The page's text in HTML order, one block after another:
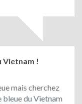
Vietnam !
mais cherchez
bleue du Vietnam